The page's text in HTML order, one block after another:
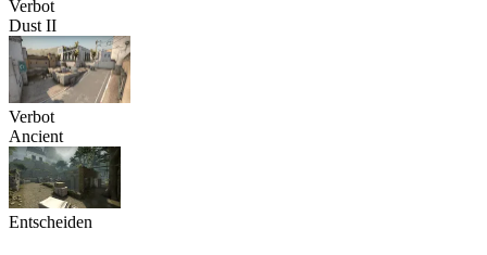
Verbot
Dust II
Verbot
Ancient
Entscheiden